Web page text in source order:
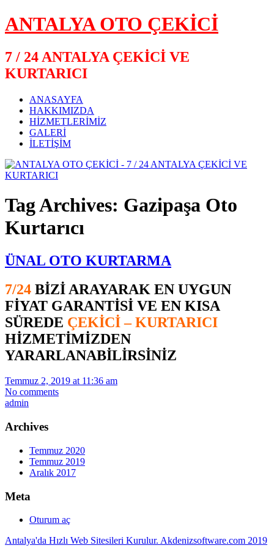
ANTALYA OTO ÇEKİCİ
7 / 24 ANTALYA ÇEKİCİ VE
KURTARICI
ANASAYFA
HAKKIMIZDA
HİZMETLERİMİZ
GALERİ
İLETİŞİM
Tag Archives: Gazipaşa Oto
Kurtarıcı
ÜNAL OTO KURTARMA
7/24 BİZİ ARAYARAK EN UYGUN
FİYAT GARANTİSİ VE EN KISA
SÜREDE ÇEKİCİ – KURTARICI
HİZMETİMİZDEN
YARARLANABİLİRSİNİZ
Temmuz 2, 2019 at 11:36 am
No comments
admin
Archives
Temmuz 2020
Temmuz 2019
Aralık 2017
Meta
Oturum aç
Antalya'da Hızlı Web Sitesileri Kurulur. Akdenizsoftware.com 2019